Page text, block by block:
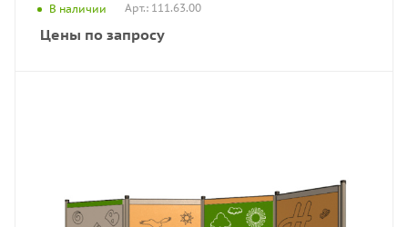
В наличии Арт.: 111.63.00
Цены по запросу